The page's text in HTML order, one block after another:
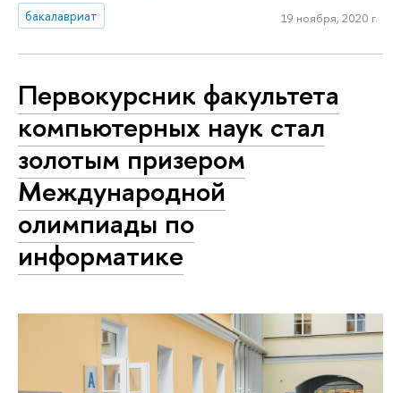
бакалавриат
19 ноября, 2020 г.
Первокурсник факультета
компьютерных наук стал
золотым призером
Международной
олимпиады по
информатике